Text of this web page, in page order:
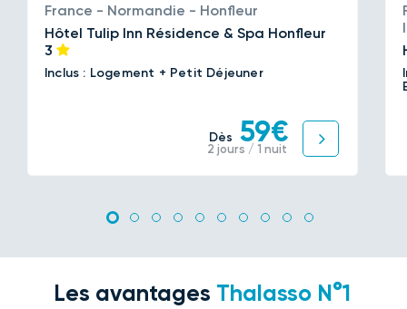
France - Normandie - Honfleur
Hôtel Tulip Inn Résidence & Spa Honfleur
3
Inclus : Logement + Petit Déjeuner
Dès 59€
2 jours / 1 nuit
Les avantages Thalasso N°1